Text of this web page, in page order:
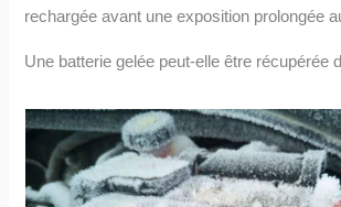
rechargée avant une exposition prolongée
Une batterie gelée peut-elle être récupérée